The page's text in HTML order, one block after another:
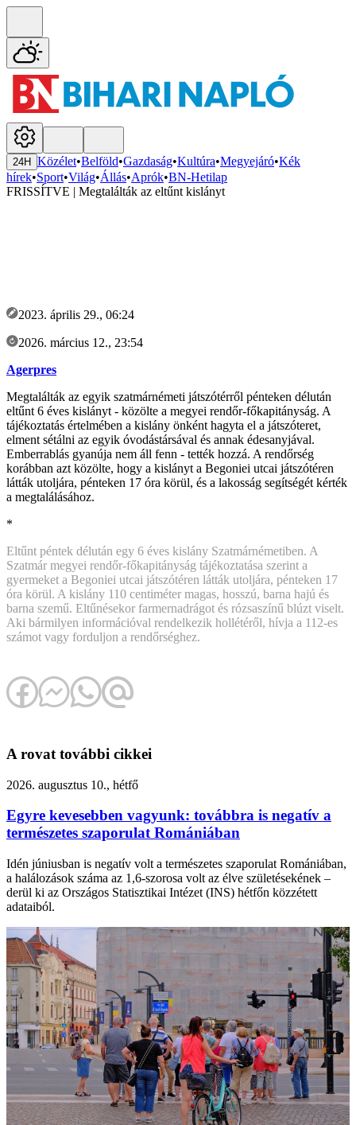
24H Közélet•Belföld•Gazdaság•Kultúra•Megyejáró•Kék
hírek•Sport•Világ•Állás•Aprók•BN-Hetilap
FRISSÍTVE | Megtalálták az eltűnt kislányt
2023. április 29., 06:24
2026. március 12., 23:54
Agerpres
Megtalálták az egyik szatmárnémeti játszótérről pénteken délután
eltűnt 6 éves kislányt - közölte a megyei rendőr-főkapitányság. A
tájékoztatás értelmében a kislány önként hagyta el a játszóteret,
elment sétálni az egyik óvodástársával és annak édesanyjával.
Emberrablás gyanúja nem áll fenn - tették hozzá. A rendőrség
korábban azt közölte, hogy a kislányt a Begoniei utcai játszótéren
látták utoljára, pénteken 17 óra körül, és a lakosság segítségét kérték
a megtalálásához.
*
Eltűnt péntek délután egy 6 éves kislány Szatmárnémetiben. A
Szatmár megyei rendőr-főkapitányság tájékoztatása szerint a
gyermeket a Begoniei utcai játszótéren látták utoljára, pénteken 17
óra körül. A kislány 110 centiméter magas, hosszú, barna hajú és
barna szemű. Eltűnésekor farmernadrágot és rózsaszínű blúzt viselt.
Aki bármilyen információval rendelkezik hollétéről, hívja a 112-es
számot vagy forduljon a rendőrséghez.
A rovat további cikkei
2026. augusztus 10., hétfő
Egyre kevesebben vagyunk: továbbra is negatív a
természetes szaporulat Romániában
Idén júniusban is negatív volt a természetes szaporulat Romániában,
a halálozások száma az 1,6-szorosa volt az élve születésekének –
derül ki az Országos Statisztikai Intézet (INS) hétfőn közzétett
adataiból.